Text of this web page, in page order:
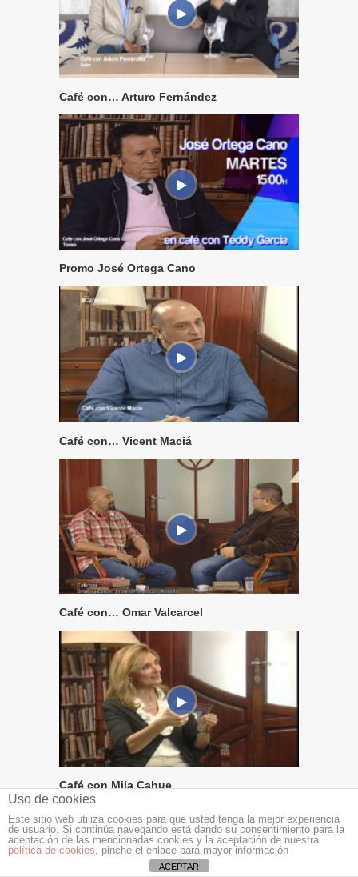
Café con… Arturo Fernández
Promo José Ortega Cano
Café con… Vicent Maciá
Café con… Omar Valcarcel
Café con Mila Cahue
Uso de cookies
Este sitio web utiliza cookies para que usted tenga la mejor experiencia
de usuario. Si continúa navegando está dando su consentimiento para la
aceptación de las mencionadas cookies y la aceptación de nuestra
política de cookies, pinche el enlace para mayor información
ACEPTAR